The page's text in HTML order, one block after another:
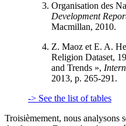
Organisation des
Development
Macmillan, 2010.
Z. Maoz et E. A.
Religion Dataset,
and Trends »,
2013, p. 265-291.
-> See the list of tables
Troisièmement, nous analysons